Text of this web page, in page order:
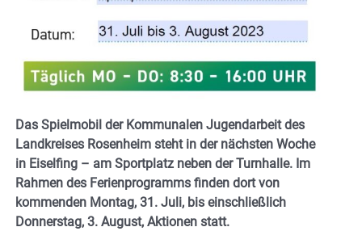
Das Spielmobil der Kommunalen Jugendarbeit des
Landkreises Rosenheim steht in der nächsten Woche
in Eiselfing – am Sportplatz neben der Turnhalle. Im
Rahmen des Ferienprogramms finden dort von
kommenden Montag, 31. Juli, bis einschließlich
Donnerstag, 3. August, Aktionen statt.